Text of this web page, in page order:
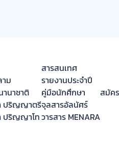
ม
านาชาติ
ปริญญาตรี
ปริญญาโท
สารสนเทศ
รายงานประจำปี
คู่มือนักศึกษา
จุลสารอัลนัศร์
วารสาร MENARA
สมัค